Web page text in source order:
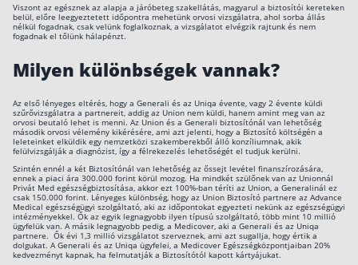
Befektetési alapok
TBSZ számla
ETF
Babakötvény kisokos 👶
Lakástakarék
Hitel
Vállalkozói hitel
Szabad felhasználású hitel
Viszont az egésznek az alapja a járóbeteg szakellátás, magyarul a biztosítói kereteken
belül, előre leegyeztetett időpontra mehetünk orvosi vizsgálatra, ahol sorba állás
nélkül fogadnak, csak velünk foglalkoznak, a vizsgálatot elvégzik rajtunk és nem
fogadnak el tőlünk hálapénzt.
Milyen különbségek vannak?
Az első lényeges eltérés, hogy a Generali és az Uniqa évente, vagy 2 évente küldi
szűrővizsgálatra a partnereit, addig az Union nem küldi, hanem amint meg van az
orvosi beutaló lehet is menni. Az Union és a Generali biztosítónál van lehetőség
második orvosi vélemény kikérésére, ami azt jelenti, hogy a Biztosító költségén a
leleteinket elküldik egy nemzetközi szakemberekből álló konzíliumnak, akik
felülvizsgálják a diagnózist, így a félrekezelés lehetőségét el tudjuk kerülni.
Szintén ennél a két Biztosítónál van lehetőség az őssejt levétel finanszírozására,
ennek a piaci ára 300.000 forint körül mozog. Ha mindkét szülőnek van az Unionnál
Privát Med egészségbiztosítása, akkor ezt 100%-ban téríti az Union, a Generalinál ez
csak 150.000 forint. Lényeges különbség, hogy az Union Biztosító partnere az Advance
Medical egészségügyi szolgáltató, aki az időpontokat egyezteti nekünk az egészségügyi
intézményekkel. Ők az egyik legnagyobb ilyen típusú szolgáltató, több mint 10 millió
ügyfelük van. A másik legnagyobb pedig, a Medicover, aki a Generali és az Uniqa
partnere. Ők évi 1,3 millió vizsgálatot szerveznek, ami azt sugallja, hogy értik a
dolgukat. A Generali és az Uniqa ügyfelei, a Medicover Egészségközpontjaiban 20%
kedvezményt kapnak, ha felmutatják a Biztosítótól kapott kártyájukat.